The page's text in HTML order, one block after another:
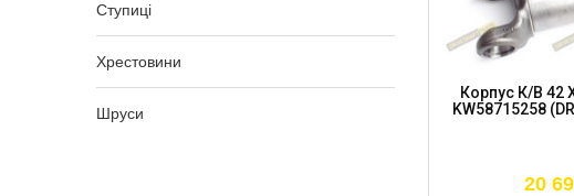
Ступиці
Хрестовини
Шруси
Корпус К/в 27 X 81.8 L=202мм,
Lw=55мм, KW1310202 (DRIVESHAFT
Корпус К/в 42
KW58715258
20